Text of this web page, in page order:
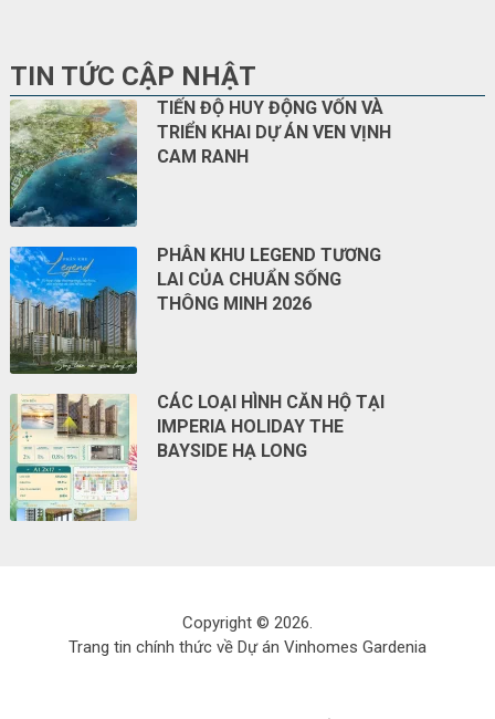
TIN TỨC CẬP NHẬT
TIẾN ĐỘ HUY ĐỘNG VỐN VÀ
TRIỂN KHAI DỰ ÁN VEN VỊNH
CAM RANH
PHÂN KHU LEGEND TƯƠNG
LAI CỦA CHUẨN SỐNG
THÔNG MINH 2026
CÁC LOẠI HÌNH CĂN HỘ TẠI
IMPERIA HOLIDAY THE
BAYSIDE HẠ LONG
Copyright © 2026.
Trang tin chính thức về Dự án Vinhomes Gardenia